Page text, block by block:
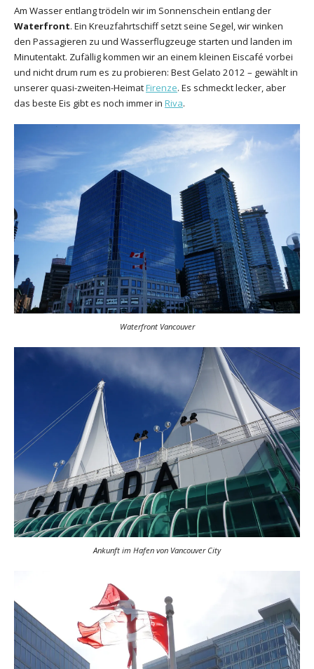
Am Wasser entlang trödeln wir im Sonnenschein entlang der
Waterfront. Ein Kreuzfahrtschiff setzt seine Segel, wir winken
den Passagieren zu und Wasserflugzeuge starten und landen im
Minutentakt. Zufällig kommen wir an einem kleinen Eiscafé vorbei
und nicht drum rum es zu probieren: Best Gelato 2012 – gewählt in
unserer quasi-zweiten-HeimatFirenze. Es schmeckt lecker, aber
das beste Eis gibt es noch immer in Riva.
Waterfront Vancouver
Ankunft im Hafen von Vancouver City